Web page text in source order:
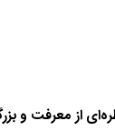
از معرفت و